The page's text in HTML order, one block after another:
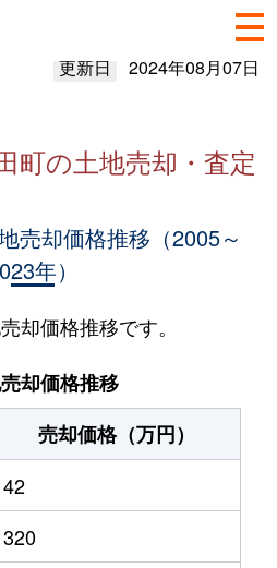
更新日 2024年08月07日
町の土地売却・査定
売却価格推移（2005～
年）
却価格推移です。
却価格推移
売却価格（万円）
42
320